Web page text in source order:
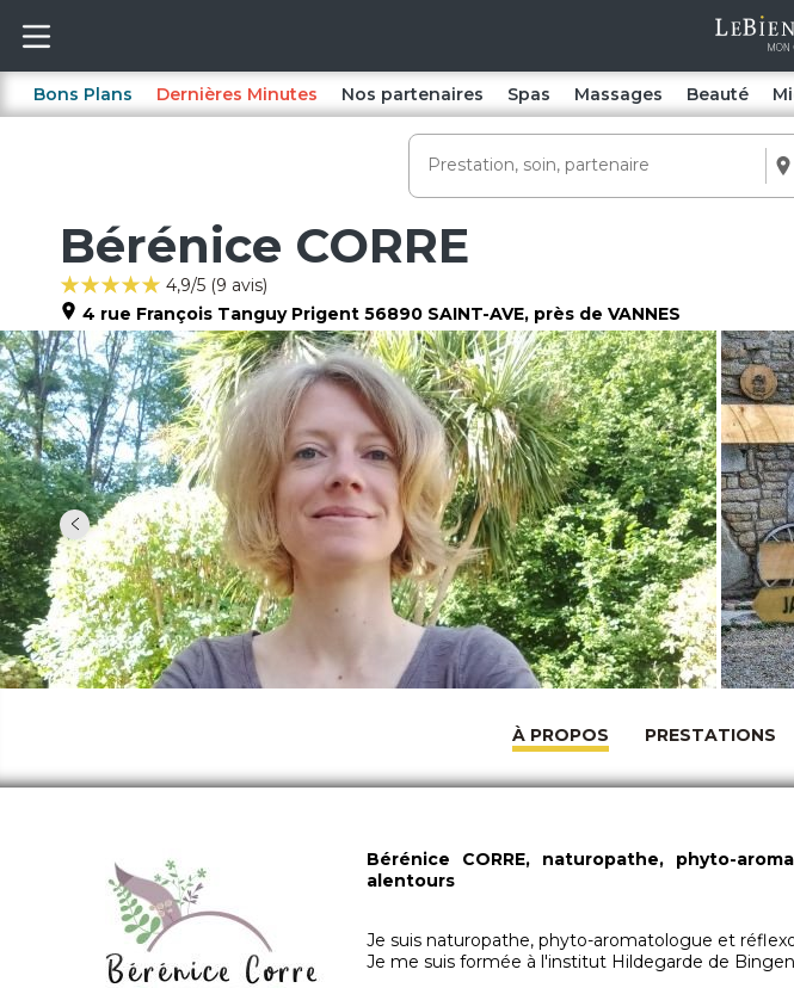
Bons Plans Dernières Minutes Nos partenaires Spas Massages Beauté
Bérénice CORRE
4,9/5 (9 avis)
4 rue François Tanguy Prigent 56890 SAINT-AVE, près de VANNES
À PROPOS PRESTATIONS
Bérénice CORRE, naturopathe, phyto-
alentours
Je suis naturopathe, phyto-aromatologue et
Je me suis formée à l'institut Hildegarde de